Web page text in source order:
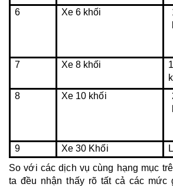
6 Xe 6 khối
7 Xe 8 khối
8
Xe 10 khối
9 Xe 30 Khối
So với các dịch vụ cùng hạng mục
ta đều nhận thấy rõ tất cả các mức